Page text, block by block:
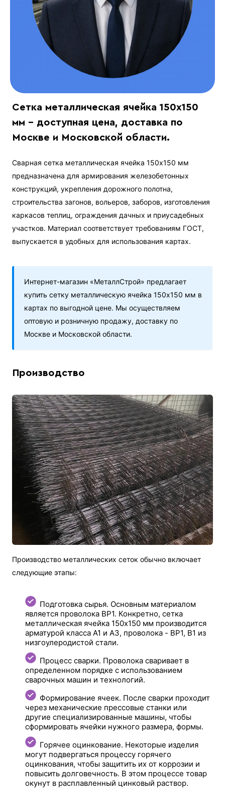
Сетка металлическая ячейка 150х150
мм - доступная цена, доставка по
Москве и Московской области.
Сварная сетка металлическая ячейка 150х150 мм
предназначена для армирования железобетонных
конструкций, укрепления дорожного полотна,
строительства загонов, вольеров, заборов, изготовления
каркасов теплиц, ограждения дачных и приусадебных
участков. Материал соответствует требованиям ГОСТ,
выпускается в удобных для использования картах.
Интернет-магазин «МеталлСтрой» предлагает
купить сетку металлическую ячейка 150х150 мм в
картах по выгодной цене. Мы осуществляем
оптовую и розничную продажу, доставку по
Москве и Московской области.
Производство
Производство металлических сеток обычно включает
следующие этапы:
Подготовка сырья. Основным материалом
является проволока ВР1. Конкретно, сетка
металлическая ячейка 150х150 мм производится
арматурой класса А1 и А3, проволока - BP1, В1 из
низгоулеродистой стали.
Процесс сварки. Проволока сваривает в
определенном порядке с использованием
сварочных машин и технологий.
Формирование ячеек. После сварки проходит
через механические прессовые станки или
другие специализированные машины, чтобы
сформировать ячейки нужного размера, формы.
Горячее оцинкование. Некоторые изделия
могут подвергаться процессу горячего
оцинкования, чтобы защитить их от коррозии и
повысить долговечность. В этом процессе товар
окунут в расплавленный цинковый раствор.